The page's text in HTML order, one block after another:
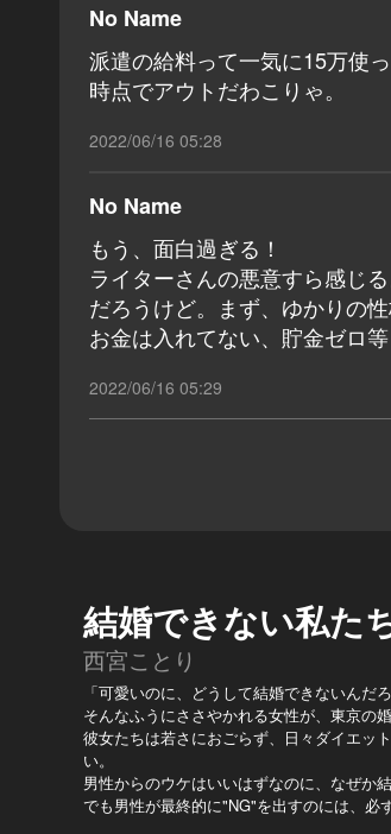
No Name
派遣の給料って一気に15万使
時点でアウトだわこりゃ。
2022/06/16 05:28
No Name
もう、面白過ぎる！
ライターさんの悪意すら感じ
だろうけど。まず、ゆかりの
お金は入れてない、貯金ゼロ等
2022/06/16 05:29
結婚できない私た
西宮ことり
「可愛いのに、どうして結婚できないんだ
そんなふうにささやかれる女性が、東京の
彼女たちは若さにおごらず、日々ダイエッ
い。
男性からのウケはいいはずなのに、なぜか
でも男性が最終的に"NG"を出すのには、必